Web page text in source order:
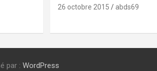
26 octobre 2015 abds69
par : WordPress